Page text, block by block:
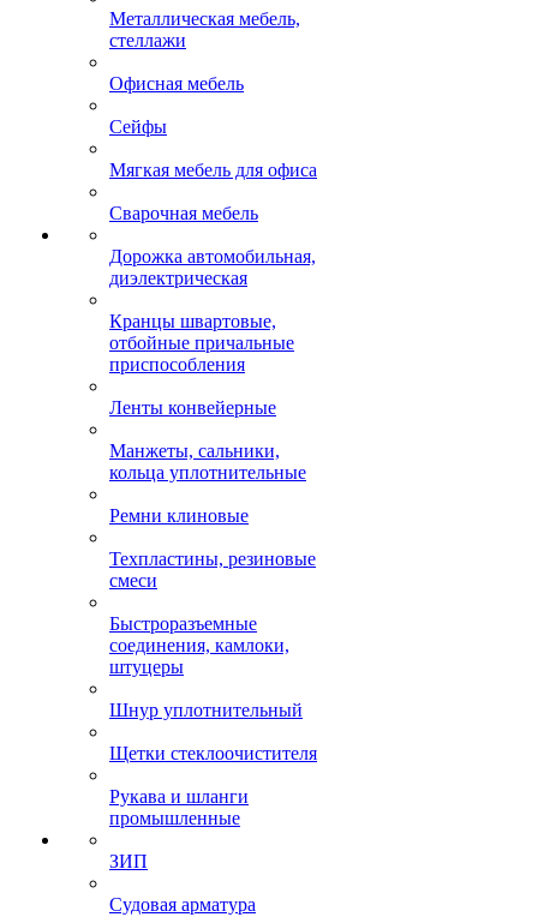
Металлическая мебель,
стеллажи
Офисная мебель
Сейфы
Мягкая мебель для офиса
Сварочная мебель
Дорожка автомобильная,
диэлектрическая
Кранцы швартовые,
отбойные причальные
приспособления
Ленты конвейерные
Манжеты, сальники,
кольца уплотнительные
Ремни клиновые
Техпластины, резиновые
смеси
Быстроразъемные
соединения, камлоки,
штуцеры
Шнур уплотнительный
Щетки стеклоочистителя
Рукава и шланги
промышленные
ЗИП
Судовая арматура